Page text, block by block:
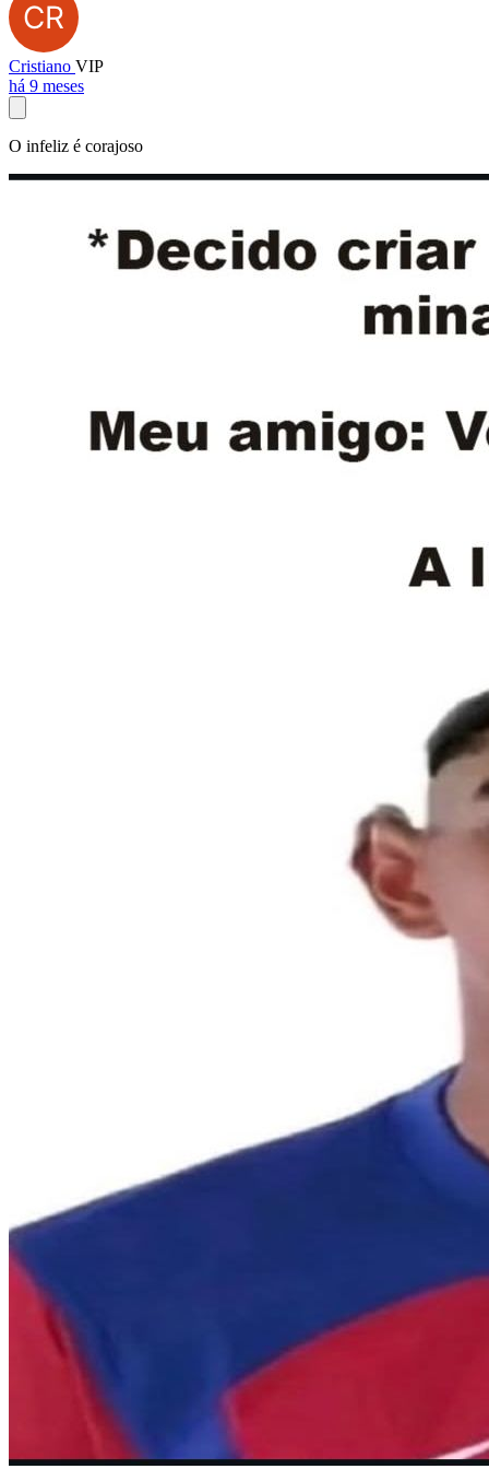
Cristiano VIP
há 9 meses
O infeliz é corajoso